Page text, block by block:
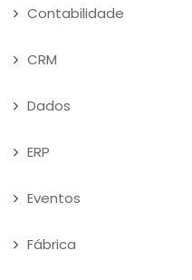
Contabilidade
CRM
Dados
ERP
Eventos
Fábrica